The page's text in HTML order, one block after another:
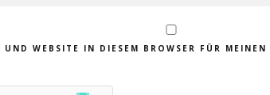
WEBSITE IN DIESEM BROWSER FÜR MEINEN